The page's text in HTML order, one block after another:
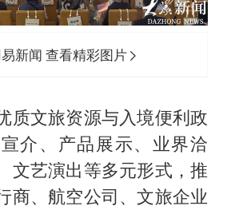
新闻 查看精彩图片
质文旅资源与入境便利政
介、产品展示、业界洽
文艺演出等多元形式，推
商、航空公司、文旅企业